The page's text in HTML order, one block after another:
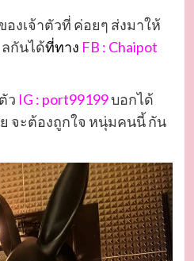
งเจ้าตัวที่ ค่อยๆ ส่งมาให้
ลกันได้ที่ทาง FB : Chaipot
ว IG : port99199บอกได้
จะต้องถูกใจ หนุ่มคนนี้ กัน